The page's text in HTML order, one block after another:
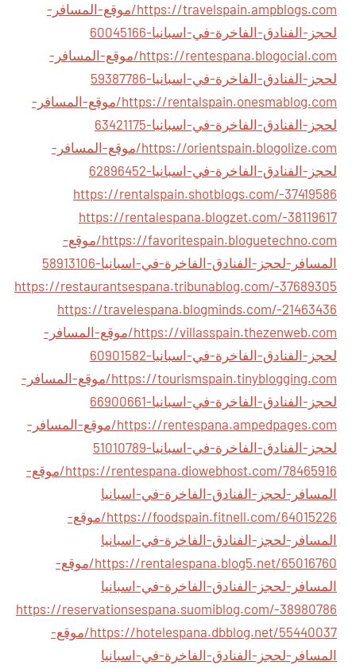
https://travelspain.ampblogs.com/موقع-المسافر-
لحجز-الفنادق-الفاخرة-في-اسبانيا-60045166
https://rentespana.blogocial.com/موقع-المسافر-
لحجز-الفنادق-الفاخرة-في-اسبانيا-59387786
https://rentalspain.onesmablog.com/موقع-المسافر-
لحجز-الفنادق-الفاخرة-في-اسبانيا-63421175
https://orientspain.blogolize.com/موقع-المسافر-
لحجز-الفنادق-الفاخرة-في-اسبانيا-62896452
https://rentalspain.shotblogs.com/-37419586
https://rentalespana.blogzet.com/-38119617
https://favoritespain.bloguetechno.com/موقع-
المسافر-لحجز-الفنادق-الفاخرة-في-اسبانيا-58913106
https://restaurantsespana.tribunablog.com/-37689305
https://travelespana.blogminds.com/-21463436
https://villasspain.thezenweb.com/موقع-المسافر-
لحجز-الفنادق-الفاخرة-في-اسبانيا-60901582
https://tourismspain.tinyblogging.com/موقع-المسافر-
لحجز-الفنادق-الفاخرة-في-اسبانيا-66900661
https://rentespana.ampedpages.com/موقع-المسافر-
لحجز-الفنادق-الفاخرة-في-اسبانيا-51010789
https://rentespana.diowebhost.com/78465916/موقع-
المسافر-لحجز-الفنادق-الفاخرة-في-اسبانيا
https://foodspain.fitnell.com/64015226/موقع-
المسافر-لحجز-الفنادق-الفاخرة-في-اسبانيا
https://rentalespana.blog5.net/65016760/موقع-
المسافر-لحجز-الفنادق-الفاخرة-في-اسبانيا
https://reservationsespana.suomiblog.com/-38980786
https://hotelespana.dbblog.net/55440037/موقع-
المسافر-لحجز-الفنادق-الفاخرة-في-اسبانيا